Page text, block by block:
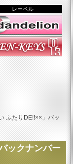
ふたりDE!!××」バッ
ックナンバー
レーベル